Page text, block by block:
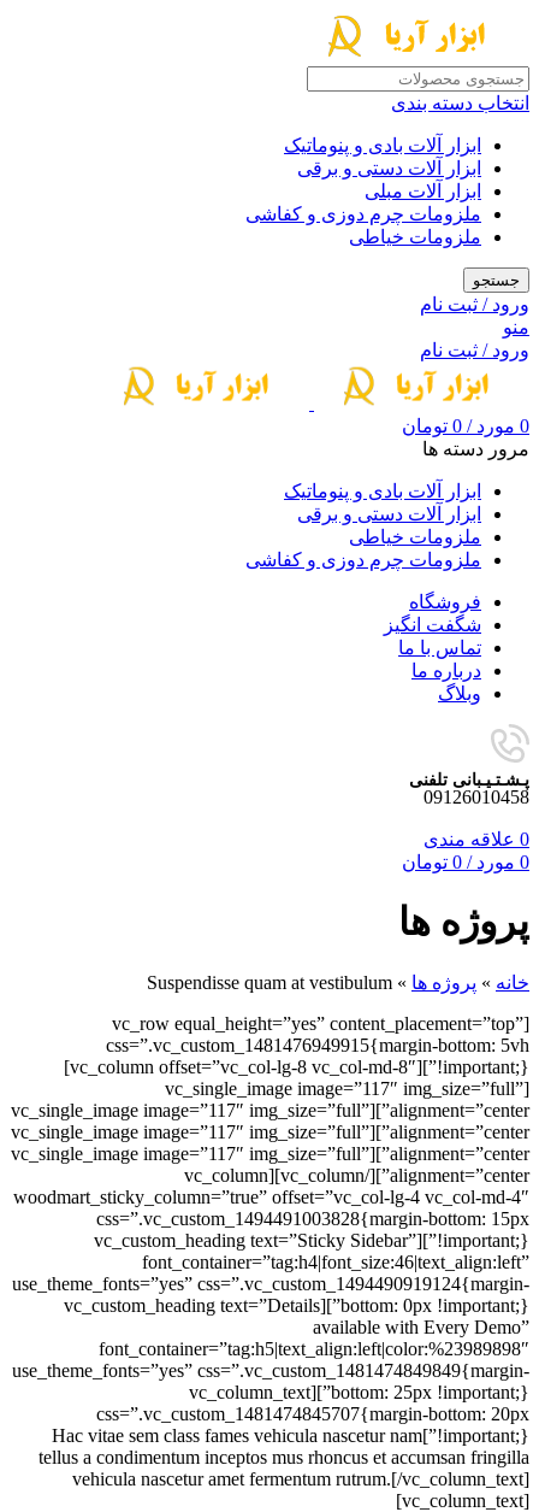
انتخاب دسته بندی
ابزار آلات بادی و پنوماتیک
ابزار آلات دستی و برقی
ابزار آلات مبلی
ملزومات چرم دوزی و کفاشی
ملزومات خیاطی
جستجو
ورود / ثبت نام
منو
ورود / ثبت نام
0 مورد /
0 تومان
مرور دسته ها
ابزار آلات بادی و پنوماتیک
ابزار آلات دستی و برقی
ملزومات خیاطی
ملزومات چرم دوزی و کفاشی
فروشگاه
شگفت انگیز
تماس با ما
درباره ما
وبلاگ
پـشـتـیـبانی تلفنی
09126010458
0 علاقه مندی
0 مورد /
0 تومان
پروژه ها
خانه » پروژه ها »
Suspendisse quam at vestibulum
[vc_row equal_height=”yes” content_placement=”top”
css=”.vc_custom_1481476949915{margin-bottom: 5vh
!important;}”][vc_column offset=”vc_col-lg-8 vc_col-md-8″]
[vc_single_image image=”117″ img_size=”full”
alignment=”center”][vc_single_image image=”117″ img_size=”full”
alignment=”center”][vc_single_image image=”117″ img_size=”full”
alignment=”center”][vc_single_image image=”117″ img_size=”full”
alignment=”center”][/vc_column][vc_column
woodmart_sticky_column=”true” offset=”vc_col-lg-4 vc_col-md-4″
css=”.vc_custom_1494491003828{margin-bottom: 15px
!important;}”][vc_custom_heading text=”Sticky Sidebar”
font_container=”tag:h4|font_size:46|text_align:left”
use_theme_fonts=”yes” css=”.vc_custom_1494490919124{margin-
bottom: 0px !important;}”][vc_custom_heading text=”Details
available with Every Demo”
font_container=”tag:h5|text_align:left|color:%23989898″
use_theme_fonts=”yes” css=”.vc_custom_1481474849849{margin-
bottom: 25px !important;}”][vc_column_text
css=”.vc_custom_1481474845707{margin-bottom: 20px
!important;}”]Hac vitae sem class fames vehicula nascetur nam
tellus a condimentum inceptos mus rhoncus et accumsan fringilla
vehicula nascetur amet fermentum rutrum.[/vc_column_text]
[vc_column_text]